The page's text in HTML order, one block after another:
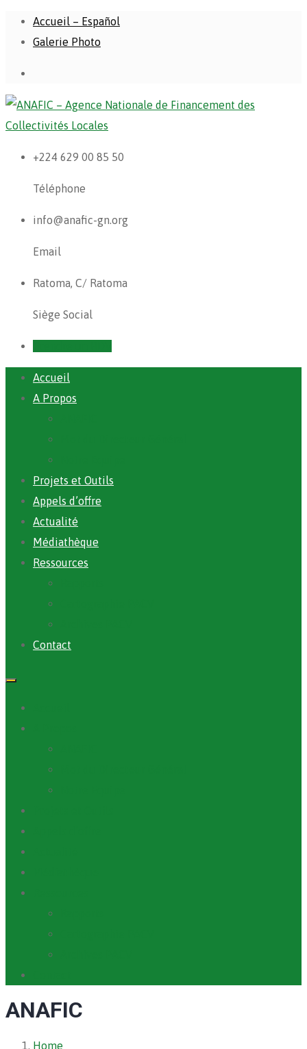
Accueil – Español
Galerie Photo
+224 629 00 85 50
Téléphone
info@anafic-gn.org
Email
Ratoma, C/ Ratoma
Siège Social
Accueil
A Propos
Projets et Outils
Appels d’offre
Actualité
Médiathèque
Ressources
Contact
ANAFIC
Home